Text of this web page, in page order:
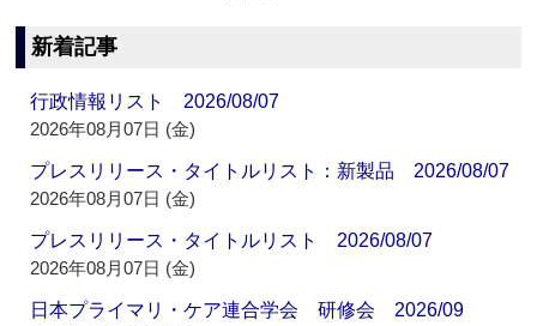
新着記事
行政情報リスト 2026/08/07
2026年08月07日 (金)
プレスリリース・タイトルリスト：新製品 2026/08/07
2026年08月07日 (金)
プレスリリース・タイトルリスト 2026/08/07
2026年08月07日 (金)
日本プライマリ・ケア連合学会 研修会 2026/09